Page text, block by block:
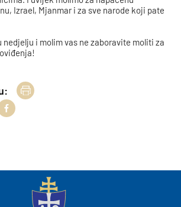
Izrael, Mjanmar i za sve narode koji pate
nedjelju i molim vas ne zaboravite moliti za